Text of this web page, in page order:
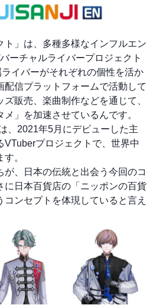
ト」は、多種多様なインフルエン
ーチャルライバープロジェクト
イバーがそれぞれの個性を活か
配信プラットフォームで活動して
販売、楽曲制作などを通じて、
」を加速させているんです。
、2021年5月にデビューした主
VTuberプロジェクトで、世界中
。
、日本の伝統と出会う今回のコ
に日本百貨店の「ニッポンの百貨
コンセプトを体現していると言え